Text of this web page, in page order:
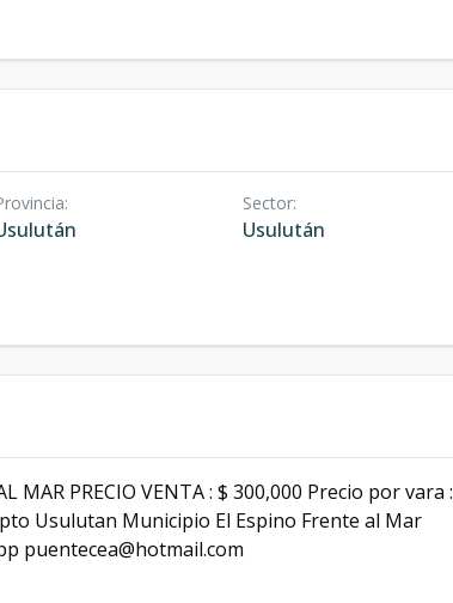
: Sector:
Usulután
MAR PRECIO VENTA : $ 300,000 Precio por vara :
Usulutan Municipio El Espino Frente al Mar
puentecea@hotmail.com